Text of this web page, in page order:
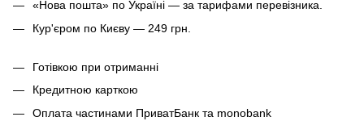
«Нова пошта» по Україні — за тарифами перевізника.
Кур'єром по Києву — 249 грн.
Готівкою при отриманні
Кредитною карткою
Оплата частинами ПриватБанк та monobank